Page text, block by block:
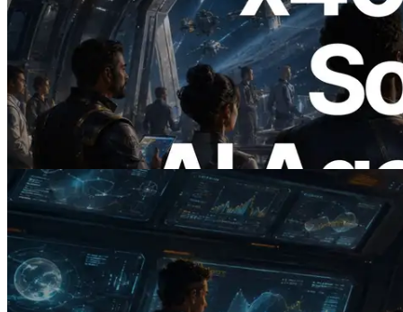
2026.07.04
ERPC lança Solana RPC com suporte a
x402 — A era em que agentes de IA
pagam sob demanda pelas APIs de que
precisam
Ler este artigo